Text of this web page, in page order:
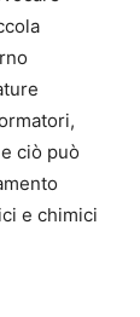
ciò può
e chimici